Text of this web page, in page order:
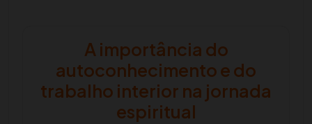
A importância do
autoconhecimento e do
trabalho interior na jornada
espiritual